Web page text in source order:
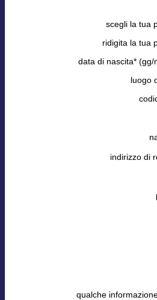
scegli la tua
ridigita la tua
data di nascita* (gg/
luogo
indirizzo di
qualche